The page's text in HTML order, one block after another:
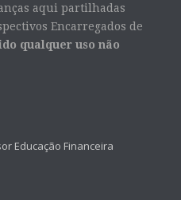
aqui partilhadas
Encarregados de
qualquer uso não
Educação Financeira